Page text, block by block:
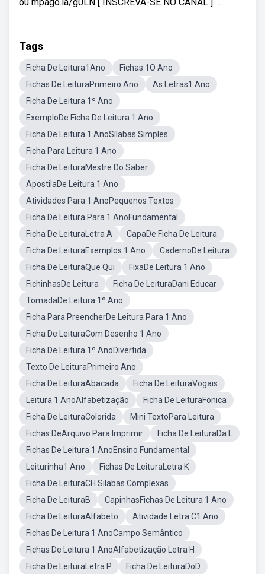
Tags
Ficha De Leitura1Ano
Fichas 1O Ano
Fichas De LeituraPrimeiro Ano
As Letras1 Ano
Ficha De Leitura 1º Ano
ExemploDe Ficha De Leitura 1 Ano
Ficha De Leitura 1 AnoSílabas Simples
Ficha Para Leitura 1 Ano
Ficha De LeituraMestre Do Saber
ApostilaDe Leitura 1 Ano
Atividades Para 1 AnoPequenos Textos
Ficha De Leitura Para 1 AnoFundamental
Ficha De LeituraLetra A
CapaDe Ficha De Leitura
Ficha De LeituraExemplos 1 Ano
CadernoDe Leitura
Ficha De LeituraQue Qui
FixaDe Leitura 1 Ano
FichinhasDe Leitura
Ficha De LeituraDani Educar
TomadaDe Leitura 1º Ano
Ficha Para PreencherDe Leitura Para 1 Ano
Ficha De LeituraCom Desenho 1 Ano
Ficha De Leitura 1º AnoDivertida
Texto De LeituraPrimeiro Ano
Ficha De LeituraAbacada
Ficha De LeituraVogais
Leitura 1 AnoAlfabetização
Ficha De LeituraFonica
Ficha De LeituraColorida
Mini TextoPara Leitura
Fichas DeArquivo Para Imprimir
Ficha De LeituraDa L
Fichas De Leitura 1 AnoEnsino Fundamental
Leiturinha1 Ano
Fichas De LeituraLetra K
Ficha De LeituraCH Silabas Complexas
Ficha De LeituraB
CapinhasFichas De Leitura 1 Ano
Ficha De LeituraAlfabeto
Atividade Letra C1 Ano
Fichas De Leitura 1 AnoCampo Semântico
Fichas De Leitura 1 AnoAlfabetização Letra H
Ficha De LeituraLetra P
Ficha De LeituraDoD